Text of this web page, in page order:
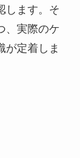
します。そ
、実際のケ
が定着しま